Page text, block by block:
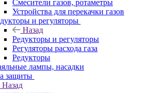
Смесители газов, ротаметры
Устройства для перекачки газов
и регуляторы
Назад
Редукторы и регуляторы
Регуляторы расхода газа
Редукторы
лампы, насадки
защиты
Назад